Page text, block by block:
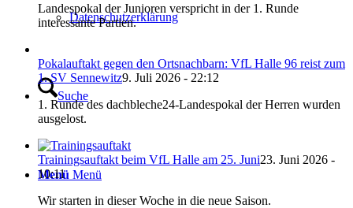
Datenschutzerklärung
Suche
Menü Menü
Landespokal der Junioren verspricht in der 1. Runde
interessante Partien.
Pokalauftakt gegen den Ortsnachbarn: VfL Halle 96 reist zum
1. SV Sennewitz9. Juli 2026 - 22:12
1. Runde des dachbleche24-Landespokal der Herren wurden
ausgelost.
Trainingsauftakt beim VfL Halle am 25. Juni23. Juni 2026 -
10:11
Wir starten in dieser Woche in die neue Saison.